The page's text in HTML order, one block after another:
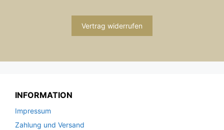
Vertrag widerrufen
INFORMATION
Impressum
Zahlung und Versand